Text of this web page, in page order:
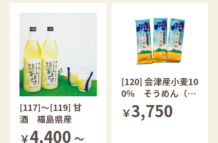
[117]～[119] 甘
酒 福島県産
￥4,400 ～
[120] 会津産小麦10
0％ そうめん（１
２袋）
￥3,750